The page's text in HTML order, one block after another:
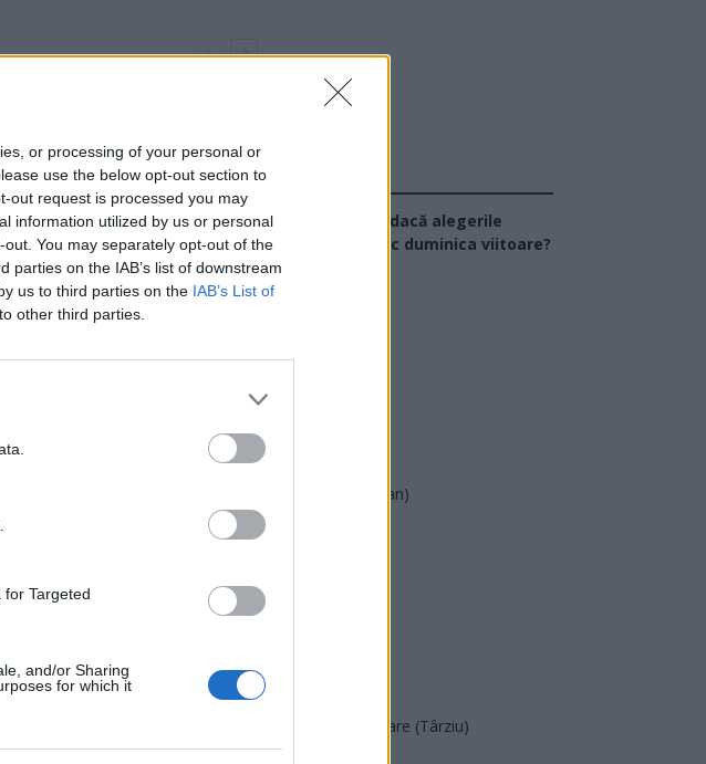
or processing of your personal or
use the below opt-out section to
out request is processed you may
information utilized by us or personal
You may separately opt-out of the
parties on the IAB’s list of downstream
us to third parties on the IAB’s List of
other third parties.
Targeted
and/or Sharing
for which it
Sondaj
Ce partid ați vota dacă alegerile
parlamentare ar avea loc duminica viitoare?
USR
PSD
AUR
PMP (Tomac)
Forța Dreptei (L. Orban)
PNȚMM
SENS
PACE (Peia)
Acțiunea Conservatoare (Târziu)